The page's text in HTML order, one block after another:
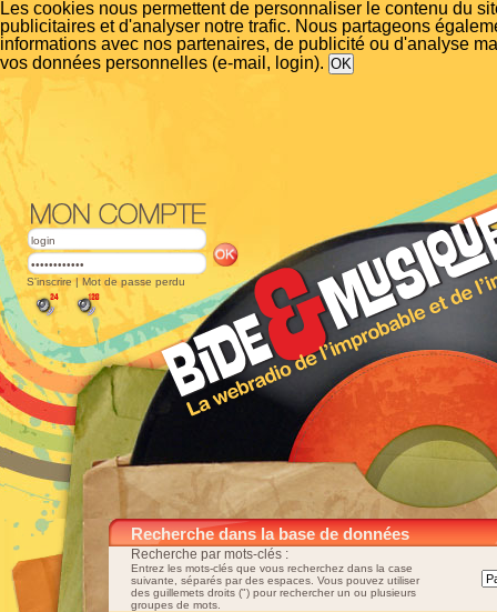
Les cookies nous permettent de personnaliser le contenu du
publicitaires et d'analyser notre trafic. Nous partageons
informations avec nos partenaires, de publicité ou d'analyse
vos données personnelles (e-mail, login).
S'inscrire | Mot de passe perdu
Recherche dans la base de données
Recherche par mots-clés :
Entrez les mots-clés que vous recherchez dans la case
suivante, séparés par des espaces. Vous pouvez utiliser
des guillemets droits (") pour rechercher un ou plusieurs
groupes de mots.